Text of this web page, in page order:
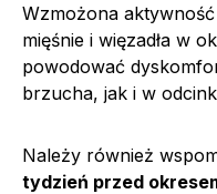
Wzmożona
mięśnie i więzadła w
powodować
brzucha, jak i w
Należy również
tydzień przed